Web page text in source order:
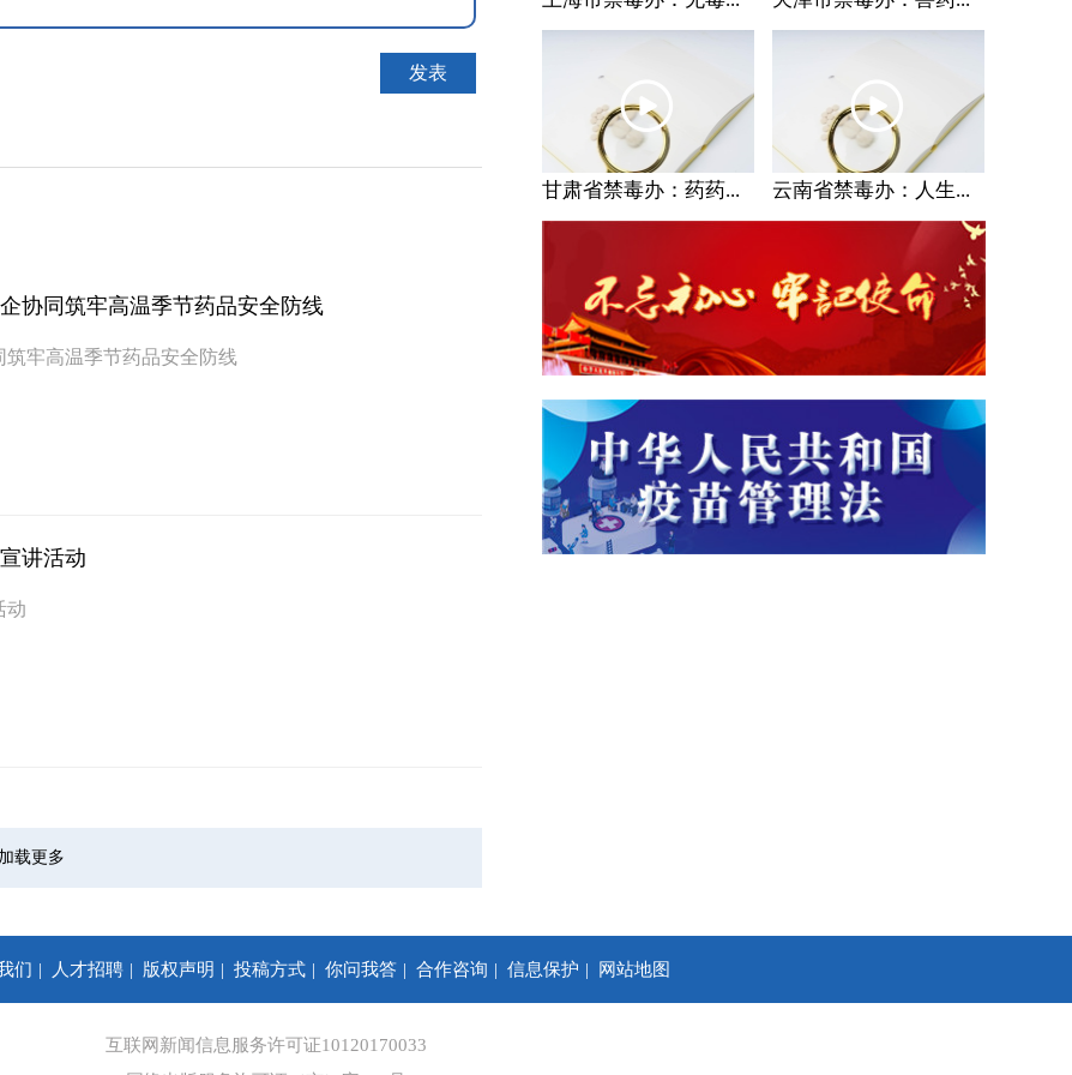
协同筑牢高温季节药品安全防线
牢高温季节药品安全防线
讲活动
动
载更多
甘肃省禁毒办：药药... 云南省禁毒办：人生...
们 人才招聘 版权声明 投稿方式 你问我答 合作咨询 信息保护 网站地图
互联网新闻信息服务许可证10120170033